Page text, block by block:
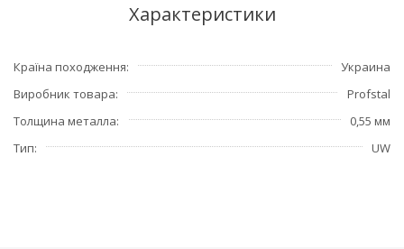
Характеристики
Країна походження
Украина
Виробник товара
Profstal
Толщина металла
0,55 мм
Тип
UW